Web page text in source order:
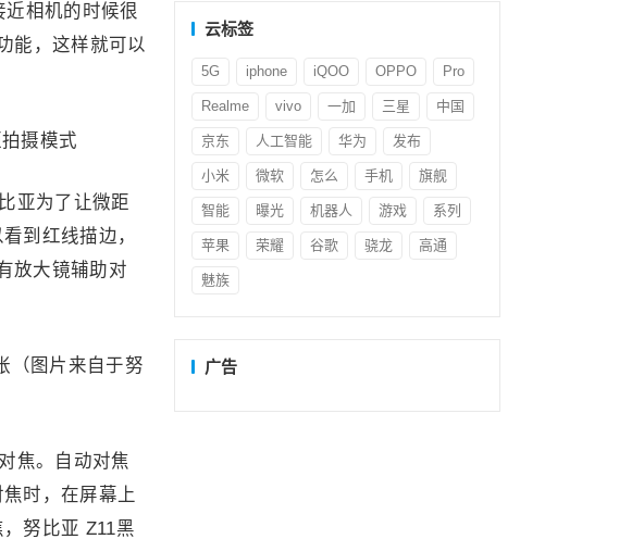
相机的时候很
能，这样就可以
摄模式
亚为了让微距
到红线描边，
放大镜辅助对
（图片来自于努
焦。自动对焦
时，在屏幕上
努比亚 Z11黑
云标签
5G iphone iQOO OPPO Pro
Realme vivo 一加 三星 中国
京东 人工智能 华为 发布
小米 微软 怎么 手机 旗舰
智能 曝光 机器人 游戏 系列
苹果 荣耀 谷歌 骁龙 高通
魅族
广告